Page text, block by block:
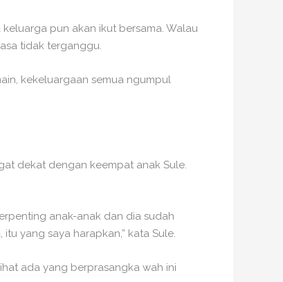
pun akan ikut bersama. Walau
tidak terganggu.
kekeluargaan semua ngumpul
dekat dengan keempat anak Sule.
anak-anak dan dia sudah
yang saya harapkan,” kata Sule.
ada yang berprasangka wah ini